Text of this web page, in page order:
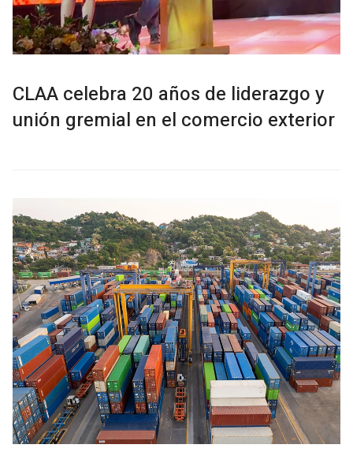
CLAA celebra 20 años de liderazgo y
unión gremial en el comercio exterior